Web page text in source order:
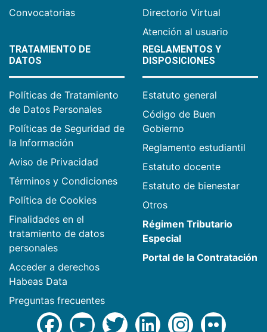
Convocatorias
Directorio Virtual
Atención al usuario
TRATAMIENTO DE
DATOS
Políticas de Tratamiento
de Datos Personales
Políticas de Seguridad de
la Información
Aviso de Privacidad
Términos y Condiciones
Política de Cookies
Finalidades en el
tratamiento de datos
personales
Acceder a derechos
Habeas Data
Preguntas frecuentes
REGLAMENTOS Y
DISPOSICIONES
Estatuto general
Código de Buen
Gobierno
Reglamento estudiantil
Estatuto docente
Estatuto de bienestar
Otros
Régimen Tributario
Especial
Portal de la Contratación